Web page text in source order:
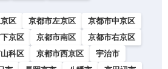
区 京都市左京区
京都市中京区
京区 京都市南区
京都市右京区
科区 京都市西京区
宇治市